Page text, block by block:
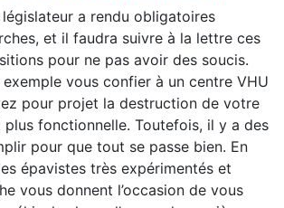
a rendu obligatoires
et il faudra suivre à la lettre ces
pour ne pas avoir des soucis.
vous confier à un centre VHU
pour projet la destruction de votre
plus fonctionnelle. Toutefois, il y a des
pour que tout se passe bien. En
épavistes très expérimentés et
vous donnent l’occasion de vous